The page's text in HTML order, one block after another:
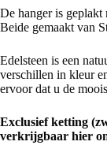
tot
€16,50
De hanger is geplakt
Beide gemaakt van
Edelsteen is een
verschillen in kleur
ervoor dat u de
Exclusief ketting
verkrijgbaar hier